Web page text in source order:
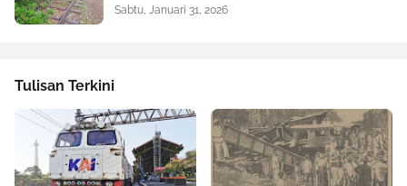
Sabtu, Januari 31, 2026
Tulisan Terkini